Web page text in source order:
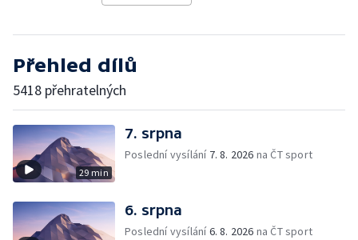
Přehled dílů
5418 přehratelných
29 min
7. srpna
Poslední vysílání 7. 8. 2026 na ČT sport
6. srpna
Poslední vysílání6. 8. 2026 na ČT sport